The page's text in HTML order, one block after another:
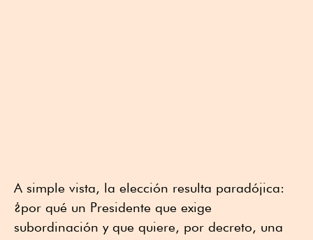
A simple vista, la elección resulta paradójica:
¿por qué un Presidente que exige
subordinación y que quiere, por decreto, una